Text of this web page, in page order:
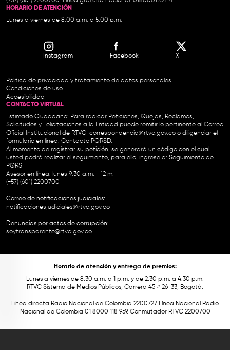
HORARIO DE ATENCIÓN
Lunes a viernes de 8:00 a.m. a 5:00 p.m.
Instagram Facebook X
Política de privacidad y tratamiento de datos personales
Condiciones de uso
Accesibilidad
CONTACTO VIRTUAL
Estimado Ciudadano: Para radicar Peticiones, Quejas, Reclamos,
Solicitudes y Felicitaciones a la Entidad puede remitir lo pertinente al Correo
Oficial Institucional de RTVC correspondencia@rtvc.gov.co o diligenciar el
formulario en línea: Contacto PQRSD.
Al momento de registrar su petición, se generará un código con el cual
usted podrá realizar el seguimiento, para ello, ingrese a: Seguimiento de
PQRS
Asesor en línea: lunes 9:30 a.m. - 12 m.
(+57) (601) 2200700
Correo de notificaciones judiciales:
notificacionesjudiciales@rtvc.gov.co
Denuncias por actos de corrupción:
soytransparente@rtvc.gov.co
Horario de atención y entrega de premios:
Lunes a viernes de 8:30 a.m. a 1 p.m. y de 2:30 p.m. a 4:30 p.m.
RTVC Sistema de Medios Públicos, Carrera 45 # 26-33, Bogotá.
Línea directa Radio Nacional de Colombia 2200727 Línea Nacional Radio
Nacional de Colombia 01 8000 118 959. Conmutador RTVC 2200700